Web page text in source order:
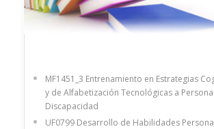
MF1451_3 Entrenamiento en Estrategias
y de Alfabetización Tecnológicas a
Discapacidad
UF0799 Desarrollo de Habilidades